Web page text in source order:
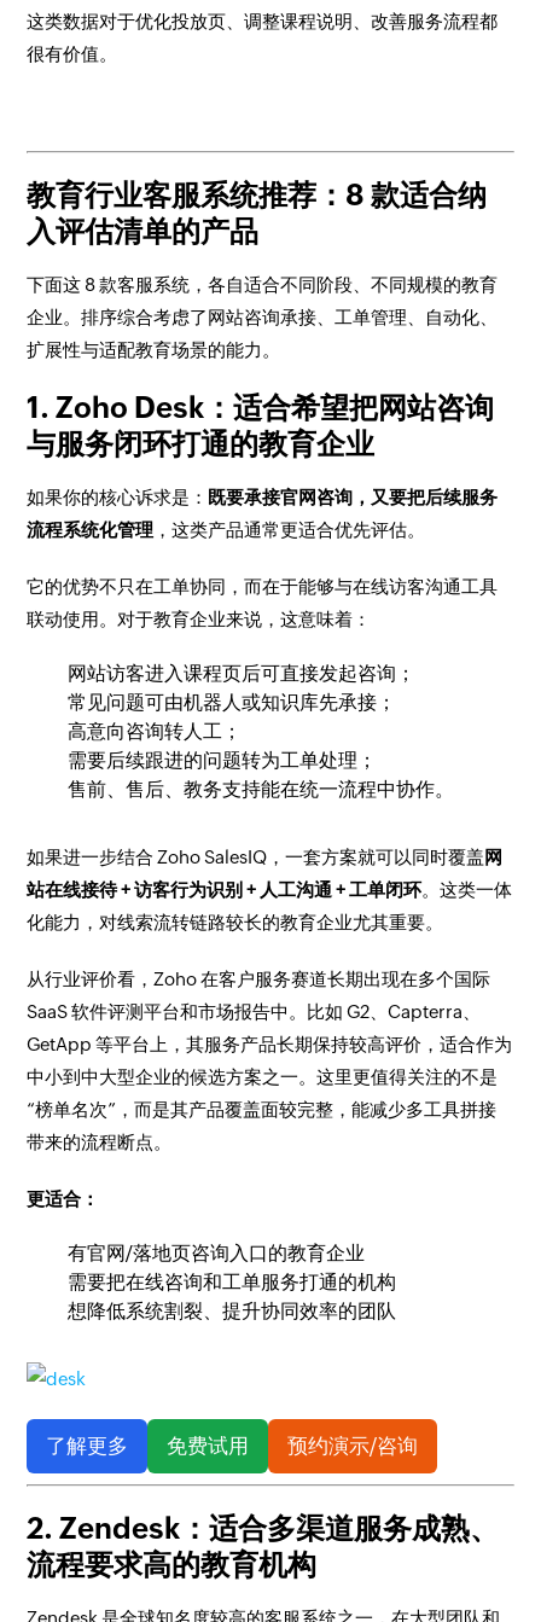
这类数据对于优化投放页、调整课程说明、改善服务流程都
很有价值。
教育行业客服系统推荐：8 款适合纳
入评估清单的产品
下面这 8 款客服系统，各自适合不同阶段、不同规模的教育
企业。排序综合考虑了网站咨询承接、工单管理、自动化、
扩展性与适配教育场景的能力。
1. Zoho Desk：适合希望把网站咨询
与服务闭环打通的教育企业
如果你的核心诉求是： 既要承接官网咨询，又要把后续服务
流程系统化管理 ，这类产品通常更适合优先评估。
它的优势不只在工单协同，而在于能够与在线访客沟通工具
联动使用。对于教育企业来说，这意味着：
网站访客进入课程页后可直接发起咨询；
常见问题可由机器人或知识库先承接；
高意向咨询转人工；
需要后续跟进的问题转为工单处理；
售前、售后、教务支持能在统一流程中协作。
如果进一步结合 Zoho SalesIQ，一套方案就可以同时覆盖 网
站在线接待 + 访客行为识别 + 人工沟通 + 工单闭环。这类一体
化能力，对线索流转链路较长的教育企业尤其重要。
从行业评价看，Zoho 在客户服务赛道长期出现在多个国际
SaaS 软件评测平台和市场报告中。比如 G2、Capterra、
GetApp 等平台上，其服务产品长期保持较高评价，适合作为
中小到中大型企业的候选方案之一。这里更值得关注的不是
“榜单名次”，而是其产品覆盖面较完整，能减少多工具拼接
带来的流程断点。
更适合：
有官网/落地页咨询入口的教育企业
需要把在线咨询和工单服务打通的机构
想降低系统割裂、提升协同效率的团队
了解更多 免费试用 预约演示/咨询
2. Zendesk：适合多渠道服务成熟、
流程要求高的教育机构
Zendesk 是全球知名度较高的客服系统之一，在大型团队和